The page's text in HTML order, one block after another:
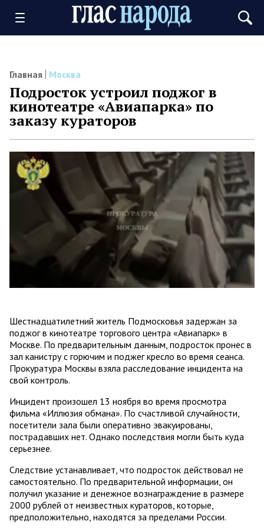
Главная Москва
Подросток устроил поджог в
кинотеатре «Авиапарка» по
заказу кураторов
Шестнадцатилетний житель Подмосковья задержан за
поджог в кинотеатре торгового центра «Авиапарк» в
Москве. По предварительным данным, подросток пронес в
зал канистру с горючим и поджег кресло во время сеанса.
Прокуратура Москвы взяла расследование инцидента на
свой контроль.
Инцидент произошел 13 ноября во время просмотра
фильма «Иллюзия обмана». По счастливой случайности,
посетители зала были оперативно эвакуированы,
пострадавших нет. Однако последствия могли быть куда
серьезнее.
Следствие устанавливает, что подросток действовал не
самостоятельно. По предварительной информации, он
получил указание и денежное вознаграждение в размере
2000 рублей от неизвестных кураторов, которые,
предположительно, находятся за пределами России.